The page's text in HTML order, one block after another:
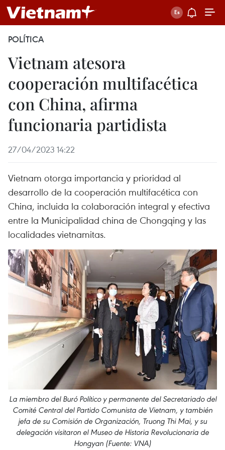
POLÍTICA
Vietnam atesora
cooperación multifacética
con China, afirma
funcionaria partidista
27/04/2023 14:22
Vietnam otorga importancia y prioridad al
desarrollo de la cooperación multifacética con
China, incluida la colaboración integral y efectiva
entre la Municipalidad china de Chongqing y las
localidades vietnamitas.
La miembro del Buró Político y permanente del Secretariado del
Comité Central del Partido Comunista de Vietnam, y también
jefa de su Comisión de Organización, Truong Thi Mai, y su
delegación visitaron el Museo de Historia Revolucionaria de
Hongyan (Fuente: VNA)